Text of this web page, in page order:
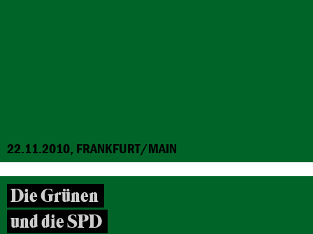
22.11.2010, FRANKFURT/MAIN
Die Grünen
und die SPD